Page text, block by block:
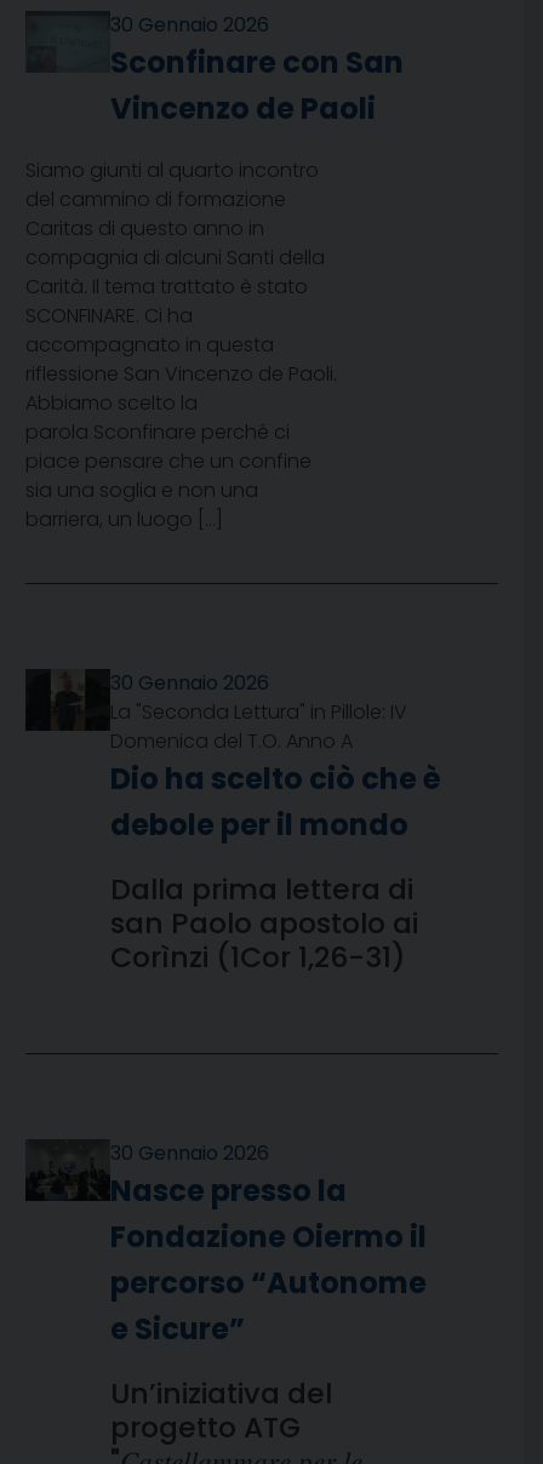
30 Gennaio 2026
Sconfinare con San
Vincenzo de Paoli
Siamo giunti al quarto incontro
del cammino di formazione
Caritas di questo anno in
compagnia di alcuni Santi della
Carità. Il tema trattato è stato
SCONFINARE. Ci ha
accompagnato in questa
riflessione San Vincenzo de Paoli.
Abbiamo scelto la
parola Sconfinare perché ci
piace pensare che un confine
sia una soglia e non una
barriera, un luogo […]
30 Gennaio 2026
La "Seconda Lettura" in Pillole: IV
Domenica del T.O. Anno A
Dio ha scelto ciò che è
debole per il mondo
Dalla prima lettera di
san Paolo apostolo ai
Corìnzi (1Cor 1,26-31)
30 Gennaio 2026
Nasce presso la
Fondazione Oiermo il
percorso “Autonome
e Sicure”
Un’iniziativa del
progetto ATG